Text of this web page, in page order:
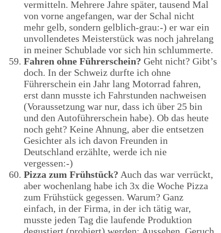
vermitteln. Mehrere Jahre später, tausend Mal
von vorne angefangen, war der Schal nicht
mehr gelb, sondern gelblich-grau:-) er war ein
unvollendetes Meisterstück was noch jahrelang
in meiner Schublade vor sich hin schlummerte.
Fahren ohne Führerschein? Geht nicht? Gibt’s
doch. In der Schweiz durfte ich ohne
Führerschein ein Jahr lang Motorrad fahren,
erst dann musste ich Fahrstunden nachweisen
(Voraussetzung war nur, dass ich über 25 bin
und den Autoführerschein habe). Ob das heute
noch geht? Keine Ahnung, aber die entsetzen
Gesichter als ich davon Freunden in
Deutschland erzählte, werde ich nie
vergessen:-)
Pizza zum Frühstück? Auch das war verrückt,
aber wochenlang habe ich 3x die Woche Pizza
zum Frühstück gegessen. Warum? Ganz
einfach, in der Firma, in der ich tätig war,
musste jeden Tag die laufende Produktion
degustiert (probiert) werden: Aussehen, Geruch,